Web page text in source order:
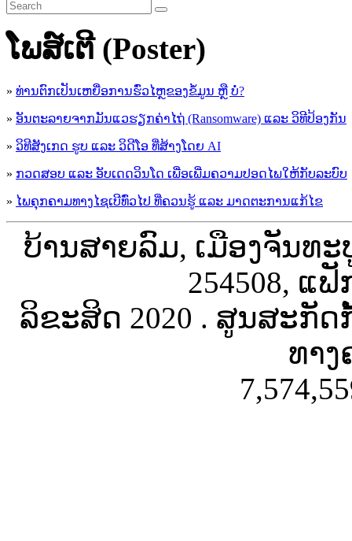
ໂພສ໌ເຕີ (Poster)
» ທ່ານຕົກເປັນເຫຍື່ອການຮົ່ວໄຫຼຂອງຂໍ້ມູນ ຫຼື ບໍ່?
» ອັນຕະລາຍຈາກມັນແວຮຽກຄ່າໄຖ່ (Ransomware) ແລະ ວິທີປ້ອງກັນ
» ວິທີສັງເກດ ຮູບ ແລະ ວິດີໂອ ທີ່ສ້າງໂດຍ AI
» ກວດສອບ ແລະ ອັບເດດວິນໂດ ເພື່ອເພີ່ມຄວາມປອດໄພໃຫ້ກັບລະບົບ
» ໄພຄຸກຄາມທາງໄຊເບີທົ່ວໄປ ທີ່ຄວນຮູ້ ແລະ ມາດຕະການແກ້ໄຂ
ບ້ານສາຍລົມ, ເມືອງຈັນທະ
254508, ແຟັ
ລິຂະສິດ 2020 . ສູນສະກັ
ທາງ